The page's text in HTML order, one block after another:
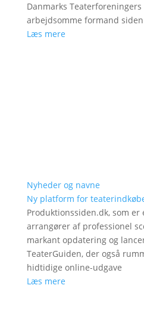
Danmarks
arbejdsomme formand
Læs mere
Nyheder og navne
Ny platform for
Produktionssiden.dk, som
arrangører af professionel
markant opdatering og
TeaterGuiden, der også
hidtidige online-udgave
Læs mere